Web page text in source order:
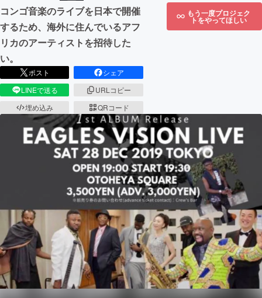
コンゴ音楽のライブを日本で開催
するため、海外に住んでいるアフ
リカのアーティストを招待した
い。
ポスト
シェア
LINEで送る
URLコピー
埋め込み
QRコード
もう一度プロジェク
トをやってほしい